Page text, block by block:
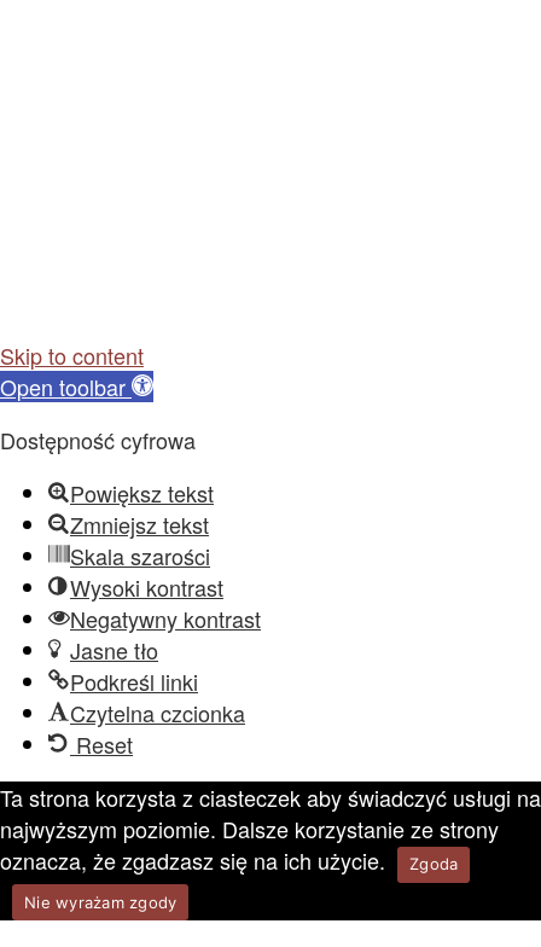
Skip to content
Open toolbar
Dostępność cyfrowa
Powiększ tekst
Zmniejsz tekst
Skala szarości
Wysoki kontrast
Negatywny kontrast
Jasne tło
Podkreśl linki
Czytelna czcionka
Reset
Ta strona korzysta z ciasteczek aby świadczyć usługi na
najwyższym poziomie. Dalsze korzystanie ze strony
oznacza, że zgadzasz się na ich użycie.
Zgoda
Nie wyrażam zgody